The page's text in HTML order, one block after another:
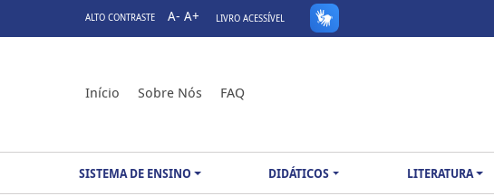
ALTO CONTRASTE A- A+ LIVRO ACESSÍVEL
Início Sobre Nós FAQ
SISTEMA DE ENSINO DIDÁTICOS LITERATURA